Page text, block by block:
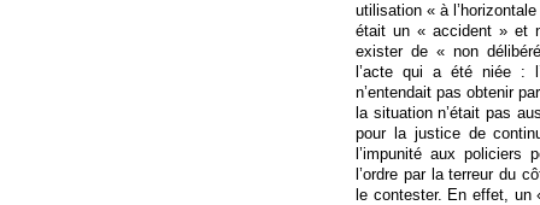
utilisation « à
était un « accident » et
exister de « non
l’acte qui a été niée :
n’entendait pas obtenir
la situation n’était pas
pour la justice de
l’impunité aux policiers
l’ordre par la terreur du
le contester. En effet,